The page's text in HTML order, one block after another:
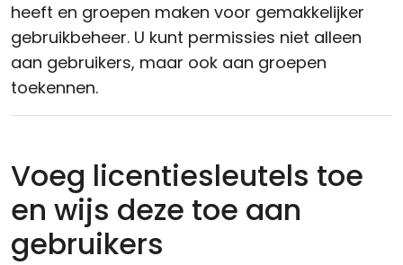
heeft en groepen maken voor gemakkelijker
gebruikbeheer. U kunt permissies niet alleen
aan gebruikers, maar ook aan groepen
toekennen.
Voeg licentiesleutels toe
en wijs deze toe aan
gebruikers